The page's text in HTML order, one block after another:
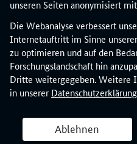
unseren Seiten anonymisiert
Die Webanalyse verbessert
Internetauftritt im Sinne
zu optimieren und auf den
Forschungslandschaft hin
Dritte weitergegeben. Weitere
in unserer Datenschutzerklärung
Ablehnen
ü
b
e
r
d
i